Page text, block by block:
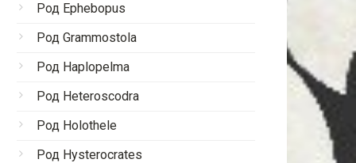
Род Ephebopus
Род Grammostola
Род Haplopelma
Род Heteroscodra
Род Holothele
Род Hysterocrates